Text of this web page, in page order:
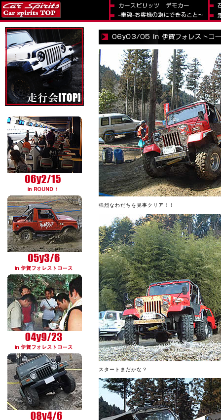
強烈なわだちを見事クリア！！
スタートまだかな？